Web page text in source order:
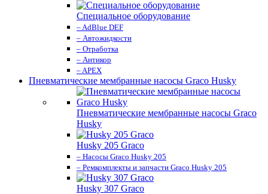
Специальное оборудование
– AdBlue DEF
– Автожидкости
– Отработка
– Антикор
– APEX
Пневматические мембранные насосы Graco Husky
Пневматические мембранные насосы Graco
Husky
Husky 205 Graco
– Насосы Graco Husky 205
– Ремкомплекты и запчасти Graco Husky 205
Husky 307 Graco